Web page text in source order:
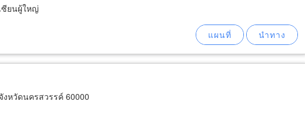
ซียนผู้ใหญ่
งหวัดนครสวรรค์ 60000